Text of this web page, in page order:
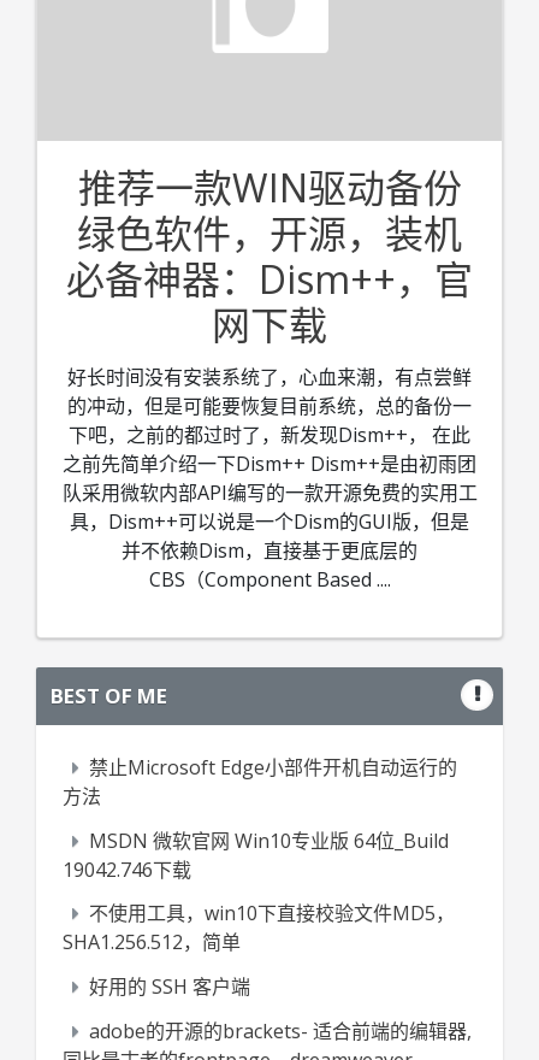
推荐一款WIN驱动备份
绿色软件，开源，装机
必备神器：Dism++，官
网下载
好长时间没有安装系统了，心血来潮，有点尝鲜
的冲动，但是可能要恢复目前系统，总的备份一
下吧，之前的都过时了，新发现Dism++， 在此
之前先简单介绍一下Dism++ Dism++是由初雨团
队采用微软内部API编写的一款开源免费的实用工
具，Dism++可以说是一个Dism的GUI版，但是
并不依赖Dism，直接基于更底层的
CBS（Component Based ....
BEST OF ME
禁止Microsoft Edge小部件开机自动运行的
方法
MSDN 微软官网 Win10专业版 64位_Build
19042.746下载
不使用工具，win10下直接校验文件MD5，
SHA1.256.512，简单
好用的 SSH 客户端
adobe的开源的brackets- 适合前端的编辑器,